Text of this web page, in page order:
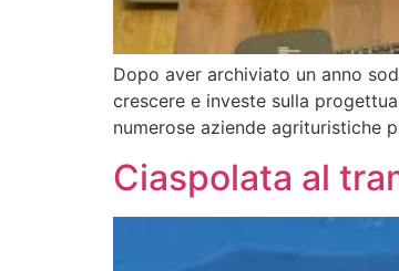
Dopo aver archiviato un anno
crescere e investe sulla
numerose aziende agrituristiche
Ciaspolata al